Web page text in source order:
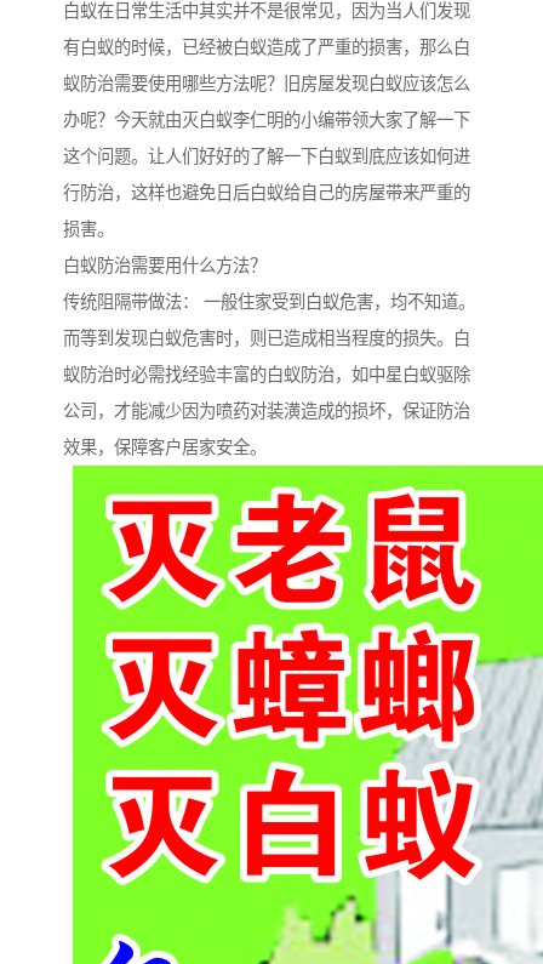
白蚁在日常生活中其实并不是很常见，因为当人们发现
有白蚁的时候，已经被白蚁造成了严重的损害，那么白
蚁防治需要使用哪些方法呢？旧房屋发现白蚁应该怎么
办呢？今天就由灭白蚁李仁明的小编带领大家了解一下
这个问题。让人们好好的了解一下白蚁到底应该如何进
行防治，这样也避免日后白蚁给自己的房屋带来严重的
损害。
白蚁防治需要用什么方法？
传统阻隔带做法： 一般住家受到白蚁危害，均不知道。
而等到发现白蚁危害时，则已造成相当程度的损失。白
蚁防治时必需找经验丰富的白蚁防治，如中星白蚁驱除
公司，才能减少因为喷药对装潢造成的损坏，保证防治
效果，保障客户居家安全。